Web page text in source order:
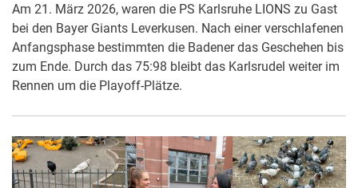
Am 21. März 2026, waren die PS Karlsruhe LIONS zu Gast
bei den Bayer Giants Leverkusen. Nach einer verschlafenen
Anfangsphase bestimmten die Badener das Geschehen bis
zum Ende. Durch das 75:98 bleibt das Karlsrudel weiter im
Rennen um die Playoff-Plätze.